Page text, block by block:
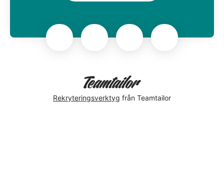
Rekryteringsverktyg från Teamtailor